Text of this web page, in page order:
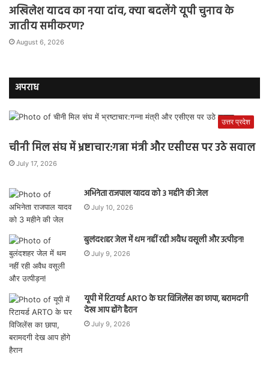
अखिलेश यादव का नया दांव, क्या बदलेंगे यूपी चुनाव के
जातीय समीकरण?
August 6, 2026
अपराध
उत्तर प्रदेश
चीनी मिल संघ में भ्रष्टाचार:गन्ना मंत्री और एसीएस पर उठे सवाल
July 17, 2026
अभिनेता राजपाल यादव को 3 महीने की जेल
July 10, 2026
बुलंदशहर जेल में थम नहीं रही अवैध वसूली और उत्पीड़न!
July 9, 2026
यूपी में रिटायर्ड ARTO के घर विजिलेंस का छापा, बरामदगी
देख आप होंगे हैरान
July 9, 2026